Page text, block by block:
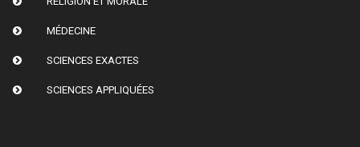
MÉDECINE
SCIENCES EXACTES
SCIENCES APPLIQUÉES